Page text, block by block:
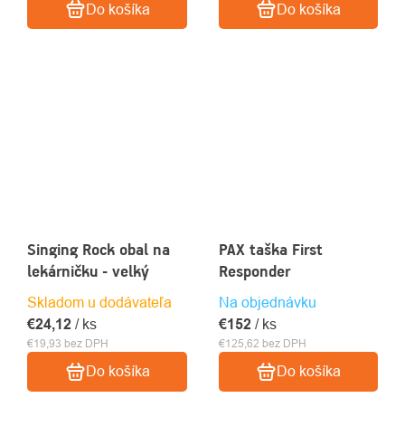
Do košíka Do košíka
Singing Rock obal na
lekárničku - velký
Skladom u dodávateľa
€19,93 bez DPH
€24,12 / ks
Do košíka
PAX taška First
Responder
Na objednávku
€125,62 bez DPH
€152 / ks
Do košíka